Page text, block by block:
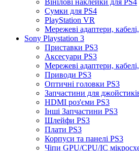
Вінілові наклейки для PS4
Сумки для PS4
PlayStation VR
Мережеві адаптери,
Sony Playstation 3
Приставки PS3
Аксесуари PS3
Мережеві адаптери,
Приводи PS3
Оптичні головки PS3
Запчастини для
HDMI роз'єми PS3
Інші Запчастини PS3
Шлейфи PS3
Плати PS3
Корпуси та панелі PS3
Чіпи GPU/CPU/IC